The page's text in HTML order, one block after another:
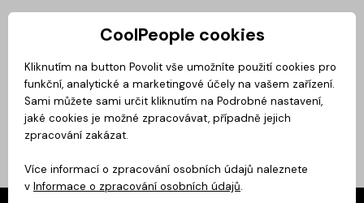
Privátní zóna
Magazín BusinessClass CoolMovie CoolDialog Podcast
CoolPeople cookies
Kliknutím na button Povolit vše umožníte použití cookies pro
funkční, analytické a marketingové účely na vašem zařízení.
Sami můžete sami určit kliknutím na Podrobné nastavení,
jaké cookies je možné zpracovávat, případně jejich
zpracování zakázat.
Více informací o zpracování osobních údajů naleznete
v Informace o zpracování osobních údajů.